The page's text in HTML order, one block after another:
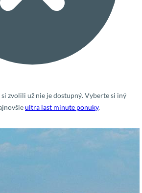
zvolili už nie je dostupný. Vyberte si iný
ultra last minute ponuky.